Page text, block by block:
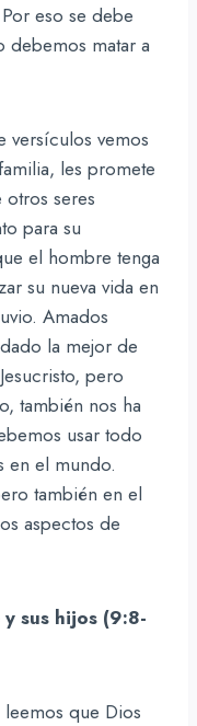
eso se debe
debemos matar a
versículos vemos
les promete
seres
para su
el hombre tenga
su nueva vida en
Amados
la mejor de
pero
también nos ha
usar todo
en el mundo.
también en el
aspectos de
sus hijos (9:8-
que Dios